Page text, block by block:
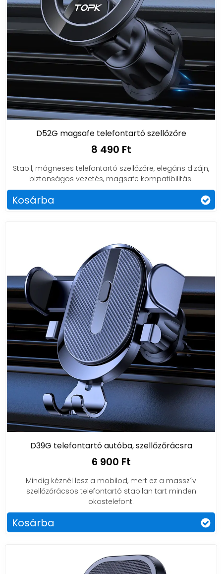
D52G magsafe telefontartó szellőzőre
8 490 Ft
Stabil, mágneses telefontartó szellőzőre, elegáns dizájn,
biztonságos vezetés, magsafe kompatibilitás.
Kosárba
D39G telefontartó autóba, szellőzőrácsra
6 900 Ft
Mindig kéznél lesz a mobilod, mert ez a masszív
szellőzőrácsos telefontartó stabilan tart minden
okostelefont.
Kosárba